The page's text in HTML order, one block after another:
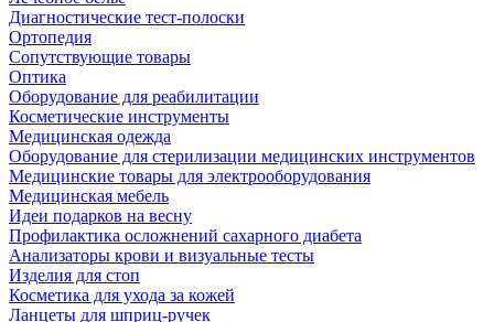
Диагностические тест-полоски
Ортопедия
Сопутствующие товары
Оптика
Оборудование для реабилитации
Косметические инструменты
Медицинская одежда
Оборудование для стерилизации медицинских инструментов
Медицинские товары для электрооборудования
Медицинская мебель
Идеи подарков на весну
Профилактика осложнений сахарного диабета
Анализаторы крови и визуальные тесты
Изделия для стоп
Косметика для ухода за кожей
Ланцеты для шприц-ручек